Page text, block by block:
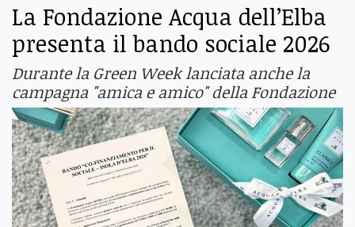
La Fondazione Acqua dell’Elba
presenta il bando sociale 2026
Durante la Green Week lanciata anche la
campagna "amica e amico" della Fondazione